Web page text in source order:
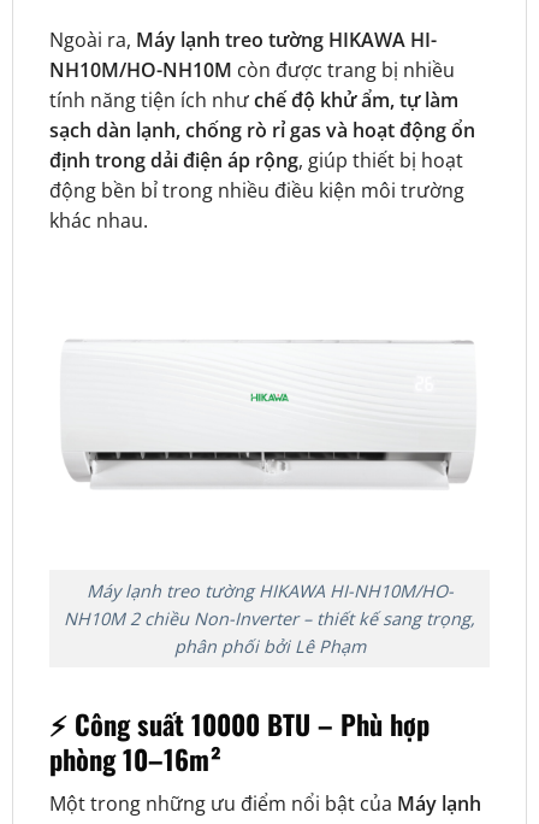
Ngoài ra, Máy lạnh treo tường HIKAWA HI-
NH10M/HO-NH10M còn được trang bị nhiều
tính năng tiện ích nhưchế độ khử ẩm, tự làm
sạch dàn lạnh, chống rò rỉ gas và hoạt động ổn
định trong dải điện áp rộng, giúp thiết bị hoạt
động bền bỉ trong nhiều điều kiện môi trường
khác nhau.
Máy lạnh treo tường HIKAWA HI-NH10M/HO-
NH10M 2 chiều Non-Inverter – thiết kế sang trọng,
phân phối bởi Lê Phạm
⚡ Công suất 10000 BTU – Phù hợp
phòng 10–16m²
Một trong những ưu điểm nổi bật của Máy lạnh